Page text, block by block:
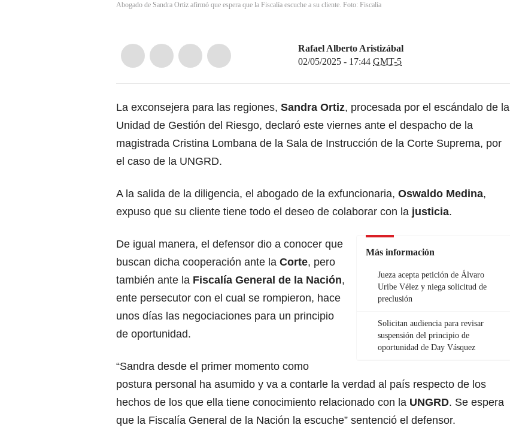
Abogado de Sandra Ortiz afirmó que espera que la Fiscalía escuche a su cliente. Foto: Fiscalía
Rafael Alberto Aristizábal
02/05/2025 - 17:44 GMT-5
La exconsejera para las regiones, Sandra Ortiz, procesada por el escándalo de la
Unidad de Gestión del Riesgo, declaró este viernes ante el despacho de la
magistrada Cristina Lombana de la Sala de Instrucción de la Corte Suprema, por
el caso de la UNGRD.
A la salida de la diligencia, el abogado de la exfuncionaria, Oswaldo Medina,
expuso que su cliente tiene todo el deseo de colaborar con la justicia.
Más información
Jueza acepta petición de Álvaro
Uribe Vélez y niega solicitud de
preclusión
Solicitan audiencia para revisar
suspensión del principio de
oportunidad de Day Vásquez
De igual manera, el defensor dio a conocer que
buscan dicha cooperación ante la Corte, pero
también ante la Fiscalía General de la Nación,
ente persecutor con el cual se rompieron, hace
unos días las negociaciones para un principio
de oportunidad.
“Sandra desde el primer momento como
postura personal ha asumido y va a contarle la verdad al país respecto de los
hechos de los que ella tiene conocimiento relacionado con la UNGRD. Se espera
que la Fiscalía General de la Nación la escuche” sentenció el defensor.